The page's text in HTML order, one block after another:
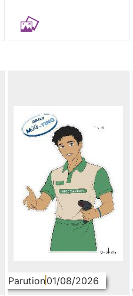
Parution01/08/2026